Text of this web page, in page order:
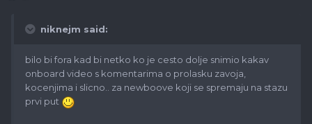
niknejm said:
bilo bi fora kad bi netko ko je cesto dolje snimio kakav
onboard video s komentarima o prolasku zavoja,
kocenjima i slicno.. za newboove koji se spremaju na stazu
prvi put